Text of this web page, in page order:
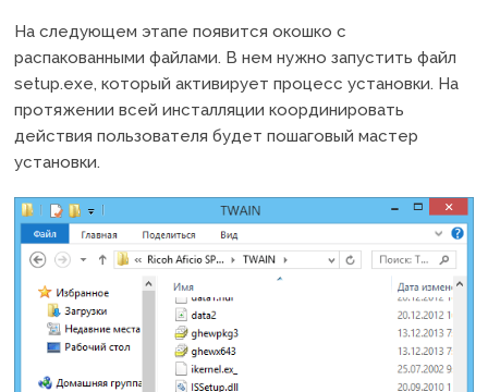
На следующем этапе появится окошко с
распакованными файлами. В нем нужно запустить файл
setup.exe, который активирует процесс установки. На
протяжении всей инсталляции координировать
действия пользователя будет пошаговый мастер
установки.